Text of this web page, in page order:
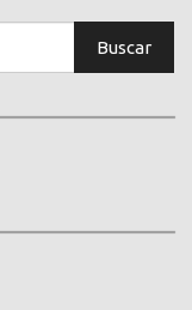
Buscar